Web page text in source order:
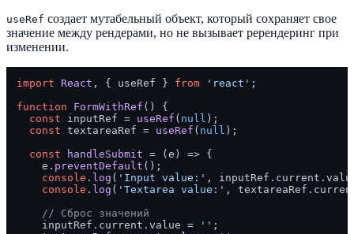
useRef создает мутабельный объект, который сохраняет свое
значение между рендерами, но не вызывает ререндеринг при
изменении.
import React , { useRef } from 'react' ;
function
FormWithRef ( ) {
const inputRef = useRef ( null );
const textareaRef = useRef ( null );
const
handleSubmit = ( e ) => {
    e.
preventDefault ();
console . log ( 'Input value:' , inputRef. current .
console . log ( 'Textarea value:' , textareaRef.
// Сброс значений
    inputRef.
current . value = '' ;